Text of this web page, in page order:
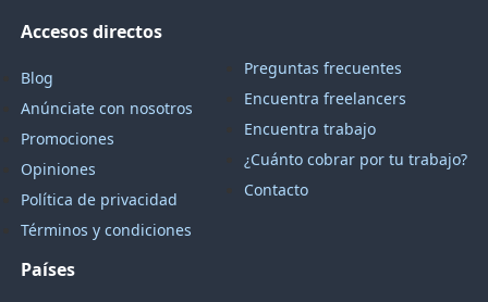
Accesos directos
Blog
Anúnciate con nosotros
Promociones
Opiniones
Política de privacidad
Términos y condiciones
Preguntas frecuentes
Encuentra freelancers
Encuentra trabajo
¿Cuánto cobrar por tu trabajo?
Contacto
Países